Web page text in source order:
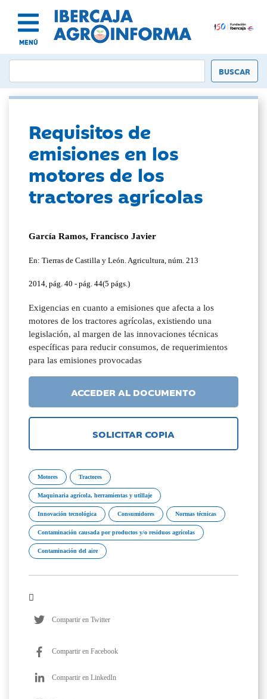
MENÚ
Requisitos de
emisiones en los
motores de los
tractores agrícolas
García Ramos, Francisco Javier
En: Tierras de Castilla y León. Agricultura, núm. 213
2014, pág. 40 - pág. 44(5 págs.)
Exigencias en cuanto a emisiones que afecta a los
motores de los tractores agrícolas, existiendo una
legislación, al margen de las innovaciones técnicas
específicas para reducir consumos, de requerimientos
para las emisiones provocadas
ACCEDER AL DOCUMENTO
SOLICITAR COPIA
Motores Tractores
Maquinaria agrícola, herramientas y utillaje
Innovación tecnológica Consumidores Normas técnicas
Contaminación causada por productos y/o residuos agrícolas
Contaminación del aire
Compartir en Twitter
Compartir en Facebook
Compartir en LinkedIn